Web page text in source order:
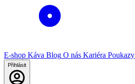
E-shop Káva Blog O nás Kariéra Poukazy
Přihlásit